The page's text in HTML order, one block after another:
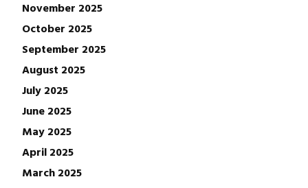
November 2025
October 2025
September 2025
August 2025
July 2025
June 2025
May 2025
April 2025
March 2025